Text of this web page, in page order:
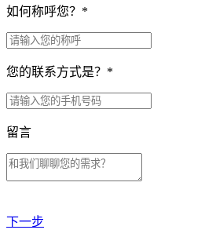
如何称呼您？ *
您的联系方式是？ *
留言
下一步